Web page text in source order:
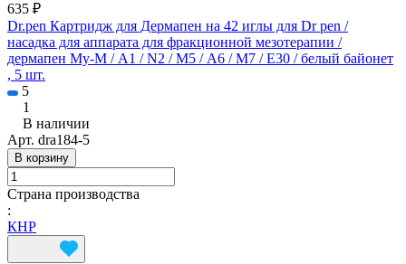
635 ₽
Dr.pen Картридж для Дермапен на 42 иглы для Dr pen /
насадка для аппарата для фракционной мезотерапии /
дермапен My-M / А1 / N2 / M5 / А6 / М7 / E30 / белый байонет
, 5 шт.
5
1
В наличии
Арт. dra184-5
В корзину
Страна производства
:
КНР